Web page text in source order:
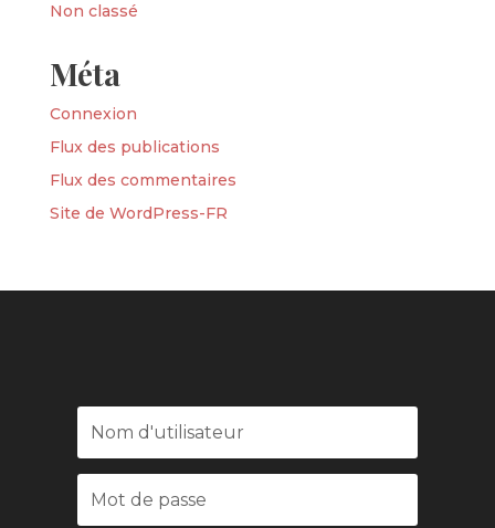
Non classé
Méta
Connexion
Flux des publications
Flux des commentaires
Site de WordPress-FR